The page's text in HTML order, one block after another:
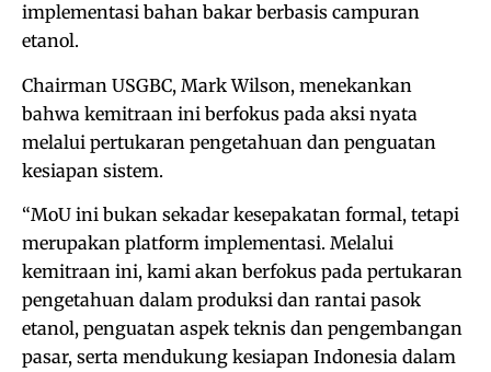
implementasi bahan bakar berbasis campuran
etanol.
Chairman USGBC, Mark Wilson, menekankan
bahwa kemitraan ini berfokus pada aksi nyata
melalui pertukaran pengetahuan dan penguatan
kesiapan sistem.
“MoU ini bukan sekadar kesepakatan formal, tetapi
merupakan platform implementasi. Melalui
kemitraan ini, kami akan berfokus pada pertukaran
pengetahuan dalam produksi dan rantai pasok
etanol, penguatan aspek teknis dan pengembangan
pasar, serta mendukung kesiapan Indonesia dalam